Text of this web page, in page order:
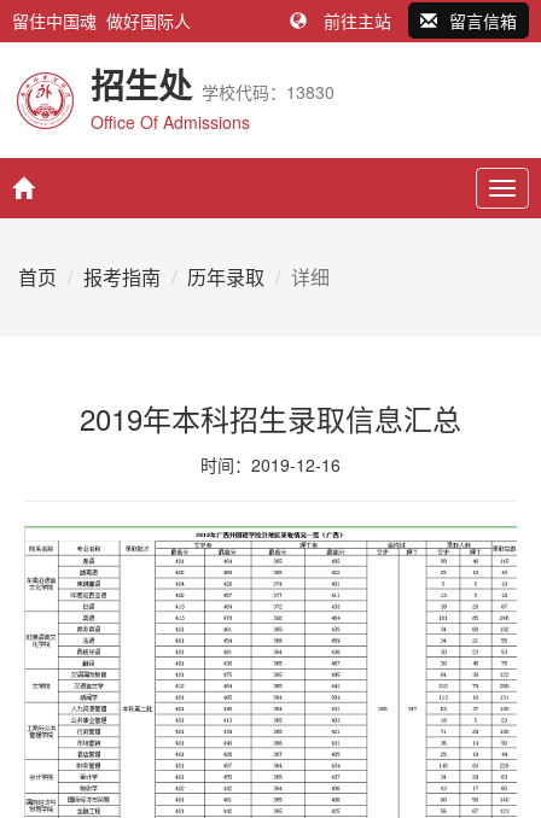
留住中国魂 做好国际人 前往主站 留言信箱
招生处 学校代码：13830
Office Of Admissions
首页 报考指南 历年录取 详细
2019年本科招生录取信息汇总
时间：2019-12-16